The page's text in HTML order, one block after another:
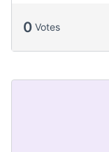
0 Votes